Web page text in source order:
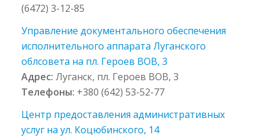
(6472) 3-12-85
Управление документального обеспечения
исполнительного аппарата Луганского
облсовета на пл. Героев ВОВ, 3
Адрес:Луганск, пл. Героев ВОВ, 3
Телефоны: +380 (642) 53-52-77
Центр предоставления административных
услуг на ул. Коцюбинского, 14